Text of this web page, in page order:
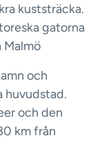
kuststräcka.
gatorna
Malmö
och
huvudstad.
och den
km från